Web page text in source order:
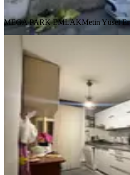
Ara
MEGA PARK EMLAKMetin Yüsel
Seyhan, Yeşilyurt
3+1· 160 m²·3. Kat
3.275.000 ₺
REMİNT EMLAKirfan değirmenci